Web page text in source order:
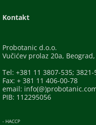
Kontakt
Probotanic d.o.o.
Vučićev prolaz 20a,
Tel: +381 11 3807-535; 3821-
Fax: + 381 11 406-00-78
email:
PIB: 112295056
- HACCP